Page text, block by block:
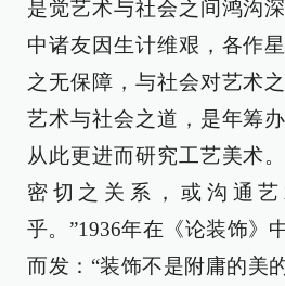
是觉艺术与社会之间鸿沟
中诸友因生计维艰，各作
之无保障，与社会对艺术
艺术与社会之道，是年筹
从此更进而研究工艺美术
密切之关系，或沟通
乎。”1936年在《论装饰》
而发：“装饰不是附庸的美